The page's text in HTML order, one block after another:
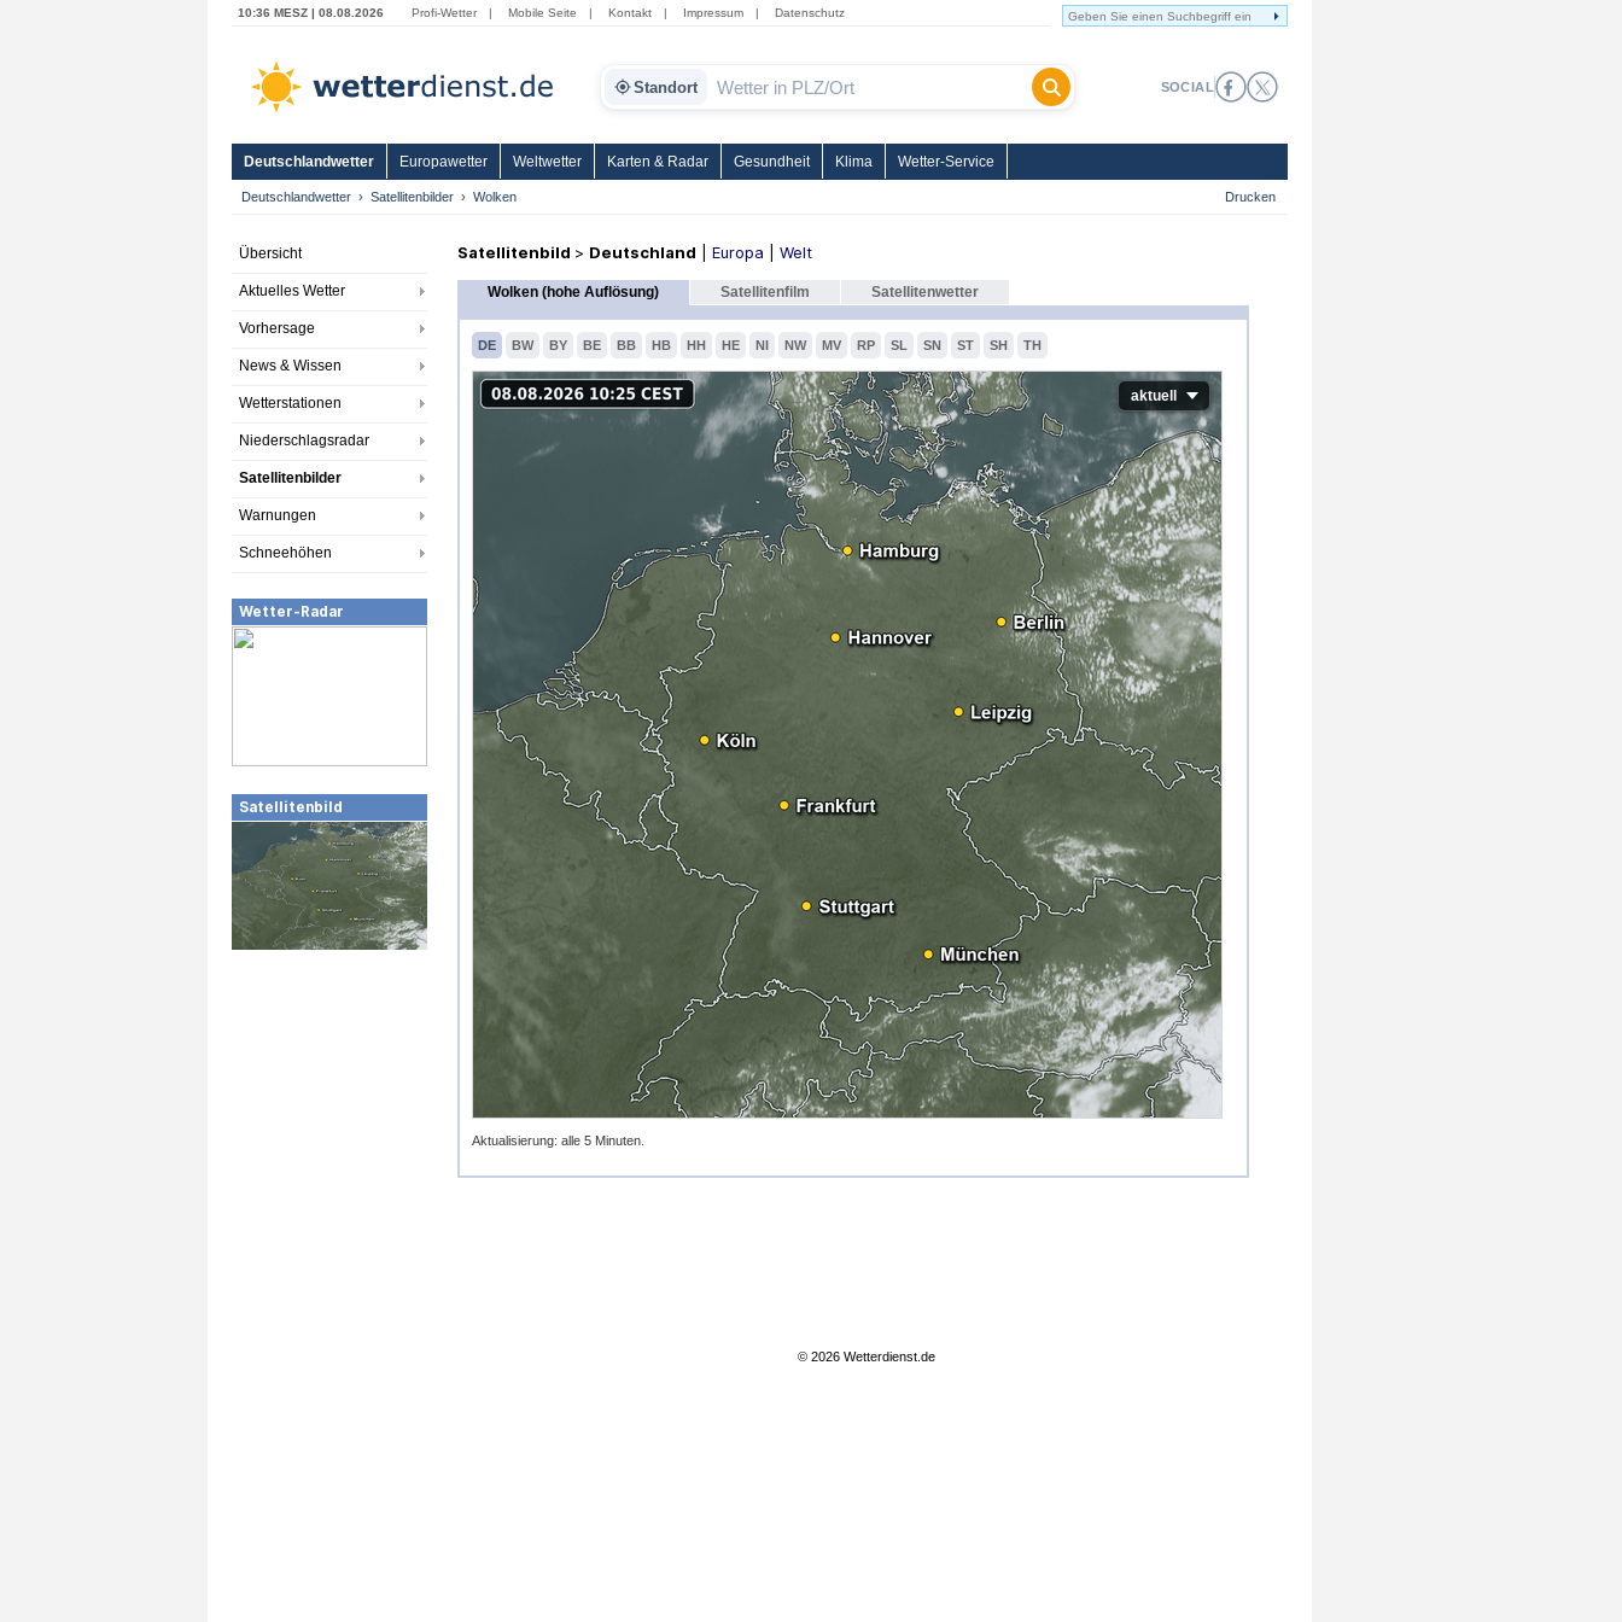
10:36 MESZ | 08.08.2026 Profi-Wetter | Mobile Seite | Kontakt | Impressum | Datenschutz
Standort SOCIAL
Deutschlandwetter Europawetter Weltwetter Karten & Radar Gesundheit Klima Wetter-Service
Deutschlandwetter Satellitenbilder Wolken Drucken
Übersicht
Aktuelles Wetter
Vorhersage
News & Wissen
Wetterstationen
Niederschlagsradar
Satellitenbilder
Warnungen
Schneehöhen
Wetter-Radar
Satellitenbild
Satellitenbild > Deutschland Europa Welt
Wolken (hohe Auflösung) Satellitenfilm Satellitenwetter
DE BW BY BE BB HB HH HE NI NW MV RP SL SN ST SH TH
Aktualisierung: alle 5 Minuten.
© 2026 Wetterdienst.de